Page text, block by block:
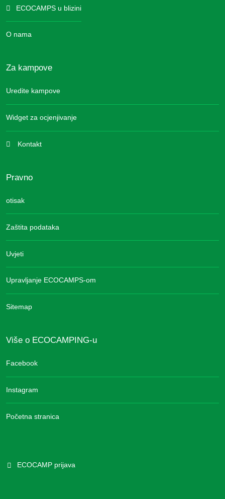
ECOCAMPS u blizini
O nama
Za kampove
Uredite kampove
Widget za ocjenjivanje
Kontakt
Pravno
otisak
Zaštita podataka
Uvjeti
Upravljanje ECOCAMPS-om
Sitemap
Više o ECOCAMPING-u
Facebook
Instagram
Početna stranica
ECOCAMP prijava